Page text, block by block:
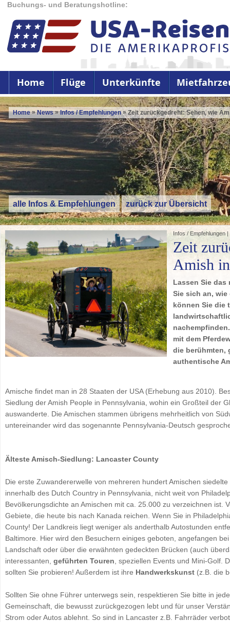
Buchungs- und Beratungshotline:
Home Flüge Unterkünfte
Home »News »Infos / Empfehlungen»Zeit zurückgedreht: Sehen, wie
alle Infos & Empfehlungen zurück zur Übersicht
Infos / Empfehlungen
Zeit
Amish
Lassen Sie
Sie sich an, wie
können Sie die
mit dem
die berühmten,
authentische
Amische findet man in 28 Staaten der USA (Erhebung aus 2010).
Siedlung der Amish People in Pennsylvania, wohin ein Großteil der
auswanderte. Die Amischen stammen übrigens mehrheitlich von
untereinander wird das sogenannte Pennsylvania-Deutsch
Älteste Amisch-Siedlung: Lancaster County
Die erste Zuwandererwelle von mehreren hundert Amischen
innerhalb des Dutch Country in Pennsylvania, nicht weit von
Bevölkerungsdichte an Amischen mit ca. 25.000 zu verzeichnen ist.
Gebiete, die heute bis nach Kanada reichen. Wenn Sie in
County! Der Landkreis liegt weniger als anderthalb Autostunden
Baltimore. Hier wird den Besuchern einiges geboten, angefangen
Landschaft oder über die erwähnten gedeckten Brücken (auch
interessanten, geführten Touren , speziellen Events und Mini-Golf.
sollten Sie probieren! Außerdem ist ihre Handwerkskunst (z.B. die
Sollten Sie ohne Führer unterwegs sein, respektieren Sie bitte in
Gemeinschaft, die bewusst zurückgezogen lebt und für unser
Strom oder Autos ablehnt. So sind in Lancaster z.B. Fahrräder